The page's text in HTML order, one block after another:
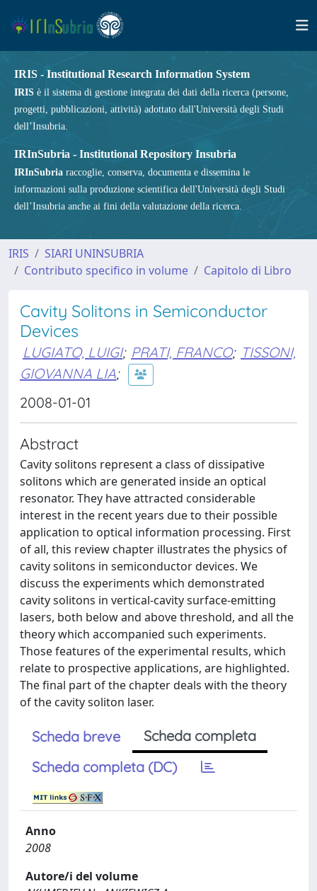
IRIS - Institutional Research Information System
IRIS è il sistema di gestione integrata dei dati della ricerca (persone,
progetti, pubblicazioni, attività) adottato dall'Università degli Studi
dell’Insubria.
IRInSubria - Institutional Repository Insubria
IRInSubria raccoglie, conserva, documenta e dissemina le
informazioni sulla produzione scientifica dell'Università degli Studi
dell’Insubria anche ai fini della valutazione della ricerca.
IRIS
SIARI UNINSUBRIA
Contributo specifico in volume
Capitolo di Libro
Cavity Solitons in Semiconductor
Devices
LUGIATO, LUIGI; PRATI, FRANCO; TISSONI,
GIOVANNA LIA;
2008-01-01
Abstract
Cavity solitons represent a class of dissipative
solitons which are generated inside an optical
resonator. They have attracted considerable
interest in the recent years due to their possible
application to optical information processing. First
of all, this review chapter illustrates the physics of
cavity solitons in semiconductor devices. We
discuss the experiments which demonstrated
cavity solitons in vertical-cavity surface-emitting
lasers, both below and above threshold, and all the
theory which accompanied such experiments.
Those features of the experimental results, which
relate to prospective applications, are highlighted.
The final part of the chapter deals with the theory
of the cavity soliton laser.
Scheda breve
Scheda completa
Scheda completa (DC)
Anno
2008
Autore/i del volume